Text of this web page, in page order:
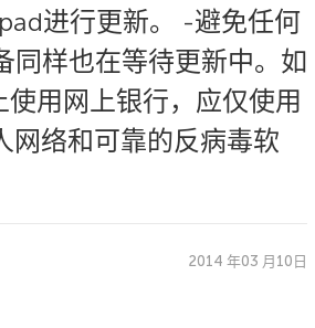
进行更新。 -避免任何
同样也在等待更新中。如
用网上银行，应仅使用
络和可靠的反病毒软
2014 年03 月10日